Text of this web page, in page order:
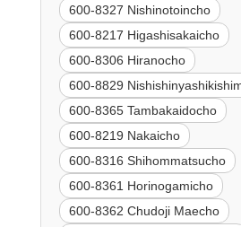
600-8327 Nishinotoincho
600-8217 Higashisakaicho
600-8306 Hiranocho
600-8829
600-8365 Tambakaidocho
600-8219 Nakaicho
600-8316 Shihommatsucho
600-8361 Horinogamicho
600-8362 Chudoji Maecho